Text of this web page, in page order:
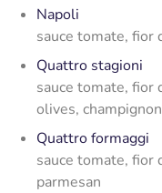
Napoli
sauce tomate, fior
Quattro stagioni
sauce tomate, fior
olives,
Quattro formaggi
sauce tomate, fior
parmesan